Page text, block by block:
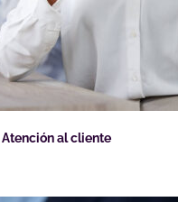
Atención al cliente